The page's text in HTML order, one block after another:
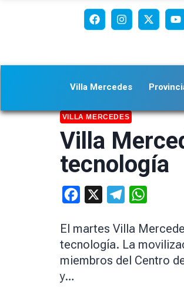
Villa Mercedes
VILLA MERCEDES
Villa
tecnología
Facebook Telegram
El martes Villa
tecnología. La
miembros del Centro
y…